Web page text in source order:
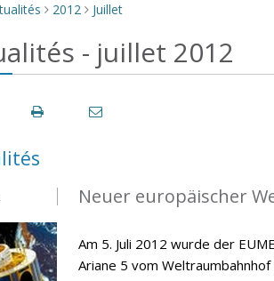
> 2012 > Juillet
- juillet 2012
Neuer europäischer
Am 5. Juli 2012 wurde der
Ariane 5 vom